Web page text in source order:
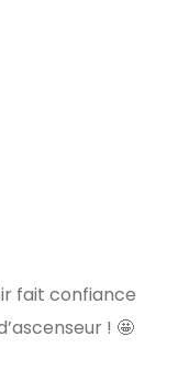
fait confiance
! 🤩